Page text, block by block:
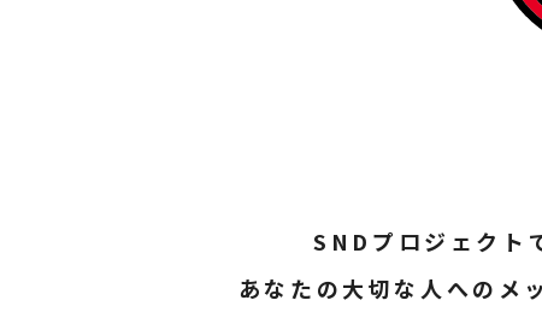
SNDプロジェクト
あなたの大切な人へのメ